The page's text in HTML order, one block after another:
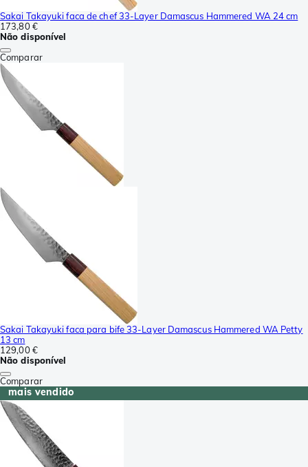
Sakai Takayuki faca de chef 33-Layer Damascus Hammered WA 24 cm
173,80 €
Não disponível
Comparar
Sakai Takayuki faca para bife 33-Layer Damascus Hammered WA Petty
13 cm
129,00 €
Não disponível
Comparar
mais vendido